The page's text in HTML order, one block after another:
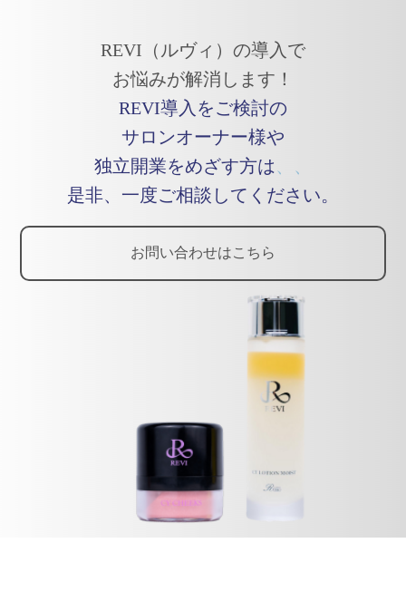
REVI（ルヴィ）の導入で
お悩みが解消します！
REVI導入をご検討の
サロンオーナー様や
独立開業をめざす方は、、
是非、一度ご相談してください。
お問い合わせはこちら